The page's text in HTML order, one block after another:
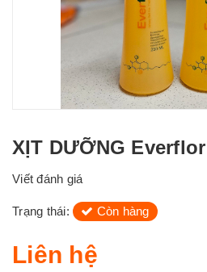
XỊT DƯỠNG
Viết đánh giá
Trạng thái: Còn hàng
Liên hệ